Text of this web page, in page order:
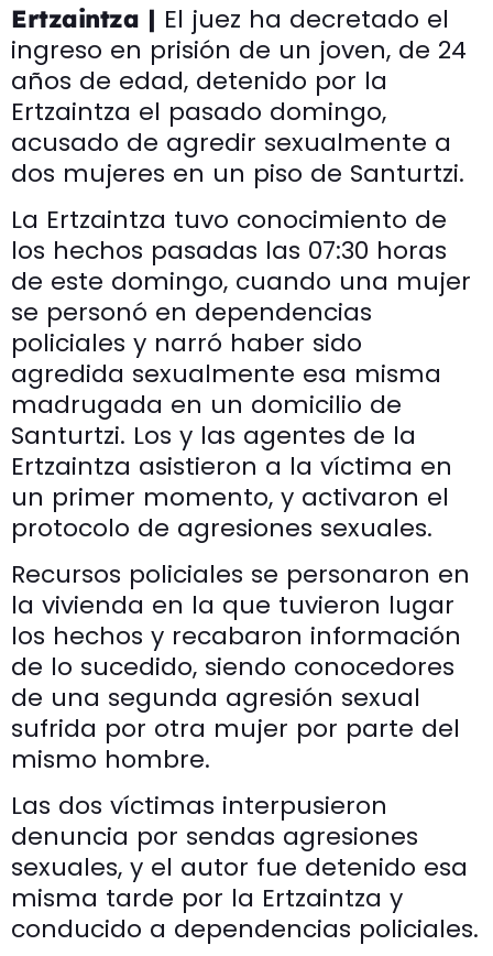
Ertzaintza | El juez ha decretado el
ingreso en prisión de un joven, de 24
años de edad, detenido por la
Ertzaintza el pasado domingo,
acusado de agredir sexualmente a
dos mujeres en un piso de Santurtzi.
La Ertzaintza tuvo conocimiento de
los hechos pasadas las 07:30 horas
de este domingo, cuando una mujer
se personó en dependencias
policiales y narró haber sido
agredida sexualmente esa misma
madrugada en un domicilio de
Santurtzi. Los y las agentes de la
Ertzaintza asistieron a la víctima en
un primer momento, y activaron el
protocolo de agresiones sexuales.
Recursos policiales se personaron en
la vivienda en la que tuvieron lugar
los hechos y recabaron información
de lo sucedido, siendo conocedores
de una segunda agresión sexual
sufrida por otra mujer por parte del
mismo hombre.
Las dos víctimas interpusieron
denuncia por sendas agresiones
sexuales, y el autor fue detenido esa
misma tarde por la Ertzaintza y
conducido a dependencias policiales.